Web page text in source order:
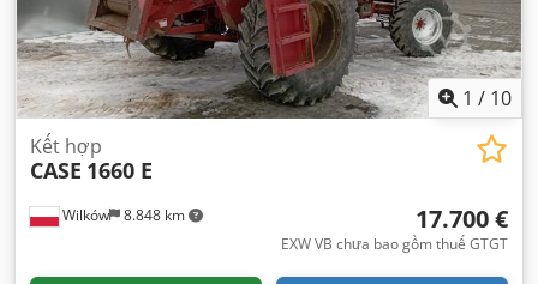
1 / 10
Wilków 8.848 km
Kết hợp
CASE 1660 E
17.700 €
EXW VB chưa bao gồm thuế GTGT